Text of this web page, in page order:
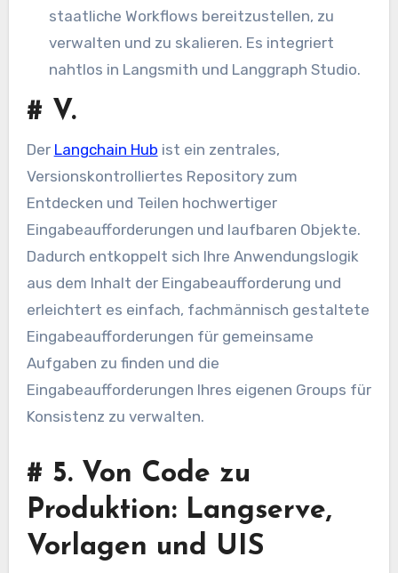
staatliche Workflows bereitzustellen, zu
verwalten und zu skalieren. Es integriert
nahtlos in Langsmith und Langgraph Studio.
# V.
Der Langchain Hub ist ein zentrales,
Versionskontrolliertes Repository zum
Entdecken und Teilen hochwertiger
Eingabeaufforderungen und laufbaren Objekte.
Dadurch entkoppelt sich Ihre Anwendungslogik
aus dem Inhalt der Eingabeaufforderung und
erleichtert es einfach, fachmännisch gestaltete
Eingabeaufforderungen für gemeinsame
Aufgaben zu finden und die
Eingabeaufforderungen Ihres eigenen Groups für
Konsistenz zu verwalten.
# 5. Von Code zu
Produktion: Langserve,
Vorlagen und UIS